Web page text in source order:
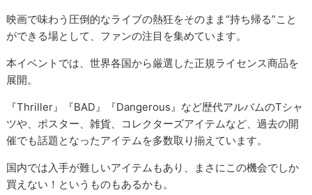
映画で味わう圧倒的なライブの熱狂をそのまま“持ち帰る”こと
ができる場として、ファンの注目を集めています。
本イベントでは、世界各国から厳選した正規ライセンス商品を
展開。
『Thriller』『BAD』『Dangerous』など歴代アルバムのTシャ
ツや、ポスター、雑貨、コレクターズアイテムなど、過去の開
催でも話題となったアイテムを多数取り揃えています。
国内では入手が難しいアイテムもあり、まさにこの機会でしか
買えない！というものもあるかも。